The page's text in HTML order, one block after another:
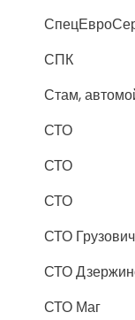
СПК
Стам,
СТО
СТО
СТО
СТО
СТО
СТО Маг